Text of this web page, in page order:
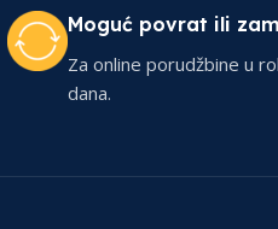
Moguć povrat ili
Za online porudžbine u
dana.